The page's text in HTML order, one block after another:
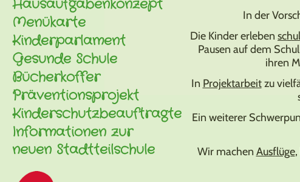
Hausaufgabenkonzept
Menükarte
Kinderparlament
Gesunde Schule
Bücherkoffer
Präventionsprojekt
Kinderschutzbeauftragte
Informationen zur
neuen Stadtteilschule
In der
Die Kinder erleben
Pausen auf dem
ihren
In Projektarbeitzu
Ein weiterer
Wir machen Ausflüge,